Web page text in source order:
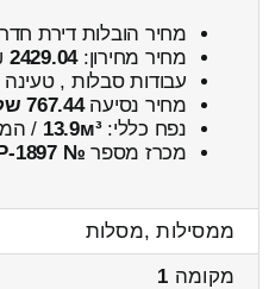
מחיר הובלות דירת חדר 1x מבית יצחקשער חפר ← למסילות
מחיר מחירון:2429.04
עבודות סבלות , טעינה
מחיר נסיעה767.44 שקל
נפח כללי:13.9м³
/
מכרז מספר № HXXP-1897
ממסילות ,מסלות
מקומה 1